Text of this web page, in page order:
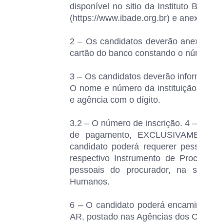
disponível no sitio da Instituto
(https://www.ibade.org.br) e
2 – Os candidatos deverão
cartão do banco constando o
3 – Os candidatos deverão
O nome e número da
e agência com o dígito.
3.2 – O número de inscrição. 4
de pagamento,
candidato poderá requerer
respectivo Instrumento de
pessoais do procurador, na
Humanos.
6 – O candidato poderá
AR, postado nas Agências dos